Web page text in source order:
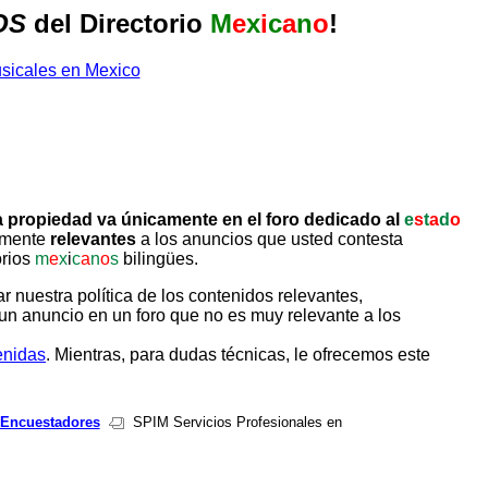
del Directorio Mexicano!
propiedad va únicamente en el foro dedicado al estado
relevantes a los anuncios que usted contesta
mexicanos bilingües.
nuestra política de los contenidos relevantes,
anuncio en un foro que no es muy relevante a los
. Mientras, para dudas técnicas, le ofrecemos este
SPIM Servicios Profesionales en